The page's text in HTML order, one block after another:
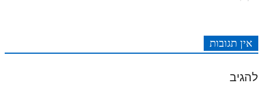
לאתר ספר הרב
אין תגובות
להגיב